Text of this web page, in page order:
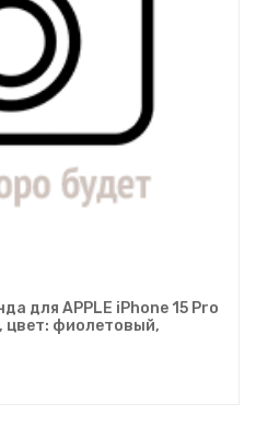
для APPLE iPhone 15 Pro
цвет: фиолетовый,